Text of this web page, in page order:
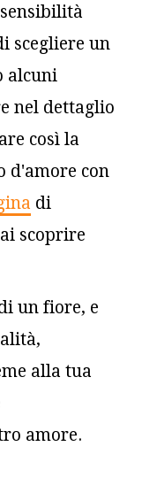
scegliere un
alcuni
nel dettaglio
così la
d'amore con
di
scoprire
un fiore, e
alla tua
amore.